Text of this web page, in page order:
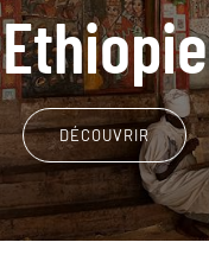
Ethiopie
DÉCOUVRIR